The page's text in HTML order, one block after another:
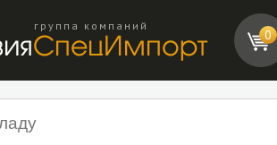
0
группа компаний